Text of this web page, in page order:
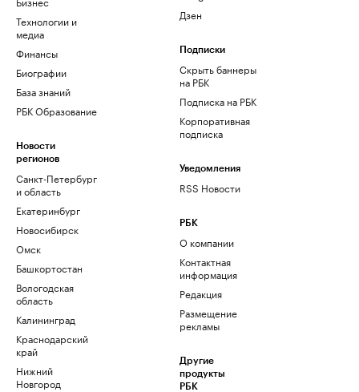
Технологии и
медиа
Финансы
Биографии
База знаний
РБК Образование
Новости
регионов
Санкт-Петербург
и область
Екатеринбург
Новосибирск
Омск
Башкортостан
Вологодская
область
Калининград
Краснодарский
край
Нижний
Новгород
Дзен
Подписки
Скрыть баннеры
на РБК
Подписка на РБК
Корпоративная
подписка
Уведомления
RSS Новости
РБК
О компании
Контактная
информация
Редакция
Размещение
рекламы
Другие
продукты
РБК